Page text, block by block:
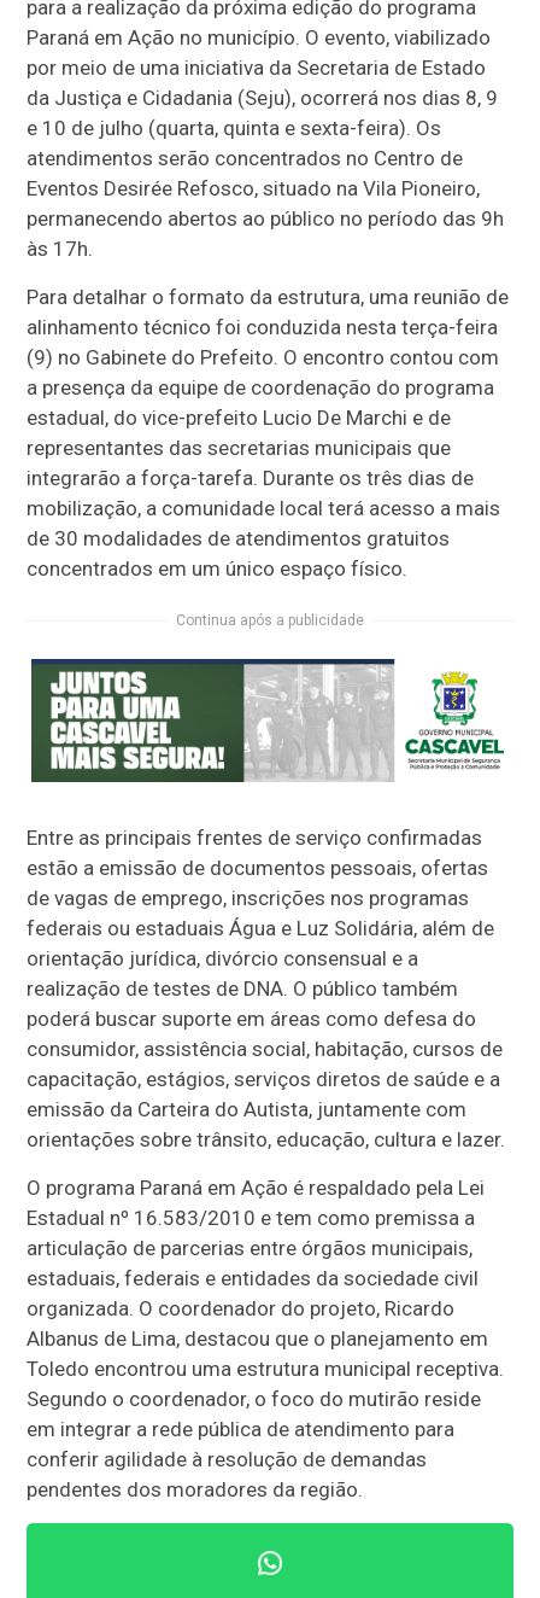
para a realização da próxima edição do programa
Paraná em Ação no município. O evento, viabilizado
por meio de uma iniciativa da Secretaria de Estado
da Justiça e Cidadania (Seju), ocorrerá nos dias 8, 9
e 10 de julho (quarta, quinta e sexta-feira). Os
atendimentos serão concentrados no Centro de
Eventos Desirée Refosco, situado na Vila Pioneiro,
permanecendo abertos ao público no período das 9h
às 17h.
Para detalhar o formato da estrutura, uma reunião de
alinhamento técnico foi conduzida nesta terça-feira
(9) no Gabinete do Prefeito. O encontro contou com
a presença da equipe de coordenação do programa
estadual, do vice-prefeito Lucio De Marchi e de
representantes das secretarias municipais que
integrarão a força-tarefa. Durante os três dias de
mobilização, a comunidade local terá acesso a mais
de 30 modalidades de atendimentos gratuitos
concentrados em um único espaço físico.
Continua após a publicidade
Entre as principais frentes de serviço confirmadas
estão a emissão de documentos pessoais, ofertas
de vagas de emprego, inscrições nos programas
federais ou estaduais Água e Luz Solidária, além de
orientação jurídica, divórcio consensual e a
realização de testes de DNA. O público também
poderá buscar suporte em áreas como defesa do
consumidor, assistência social, habitação, cursos de
capacitação, estágios, serviços diretos de saúde e a
emissão da Carteira do Autista, juntamente com
orientações sobre trânsito, educação, cultura e lazer.
O programa Paraná em Ação é respaldado pela Lei
Estadual nº 16.583/2010 e tem como premissa a
articulação de parcerias entre órgãos municipais,
estaduais, federais e entidades da sociedade civil
organizada. O coordenador do projeto, Ricardo
Albanus de Lima, destacou que o planejamento em
Toledo encontrou uma estrutura municipal receptiva.
Segundo o coordenador, o foco do mutirão reside
em integrar a rede pública de atendimento para
conferir agilidade à resolução de demandas
pendentes dos moradores da região.